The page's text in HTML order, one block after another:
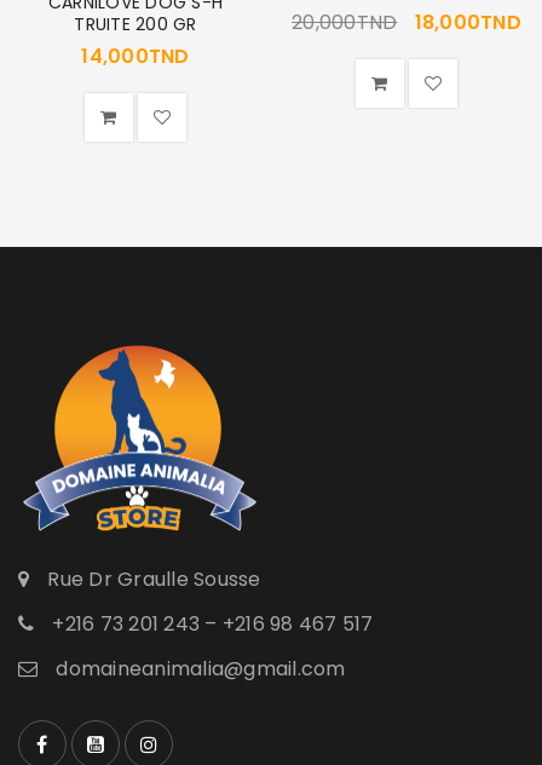
TRUITE 200 GR
14,000TND
20,000TND 18,000TND
Rue Dr Graulle Sousse
+216 73 201 243 – +216 98 467 517
domaineanimalia@gmail.com